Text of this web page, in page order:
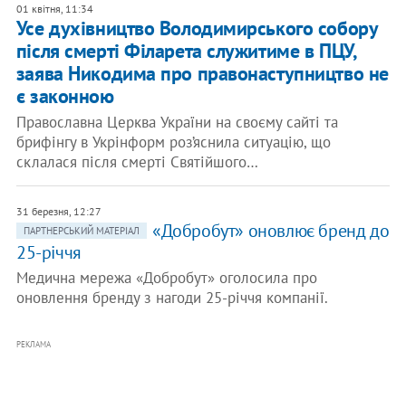
01 квітня, 11:34
Усе духівництво Володимирського собору
після смерті Філарета служитиме в ПЦУ,
заява Никодима про правонаступництво не
є законною
Православна Церква України на своєму сайті та
брифінгу в Укрінформ роз’яснила ситуацію, що
склалася після смерті Святійшого…
31 березня, 12:27
ПАРТНЕРСЬКИЙ МАТЕРІАЛ
«Добробут» оновлює бренд до
25-річчя
Медична мережа «Добробут» оголосила про
оновлення бренду з нагоди 25-річчя компанії.
РЕКЛАМА